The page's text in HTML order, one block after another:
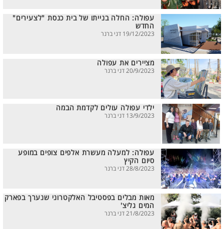
עפולה: החלה בנייתו של בית כנסת "לצעירים"
החדש
19/12/2023 דני ברנר
מציירים את עפולה
20/9/2023 דני ברנר
ילדי עפולה עולים לקדמת הבמה
13/9/2023 דני ברנר
עפולה: למעלה מעשרת אלפים צופים במופע
סיום הקיץ
28/8/2023 דני ברנר
מאות מבלים בפסטיבל האלקטרוני שנערך בפארק
המים גליצ'
21/8/2023 דני ברנר